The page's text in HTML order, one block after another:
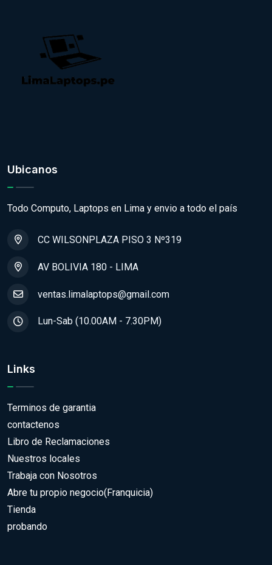
Ubicanos
Todo Computo, Laptops en Lima y envio a todo el país
CC WILSONPLAZA PISO 3 Nº319
AV BOLIVIA 180 - LIMA
ventas.limalaptops@gmail.com
Lun-Sab (10.00AM - 7.30PM)
Links
Terminos de garantia
contactenos
Libro de Reclamaciones
Nuestros locales
Trabaja con Nosotros
Abre tu propio negocio(Franquicia)
Tienda
probando